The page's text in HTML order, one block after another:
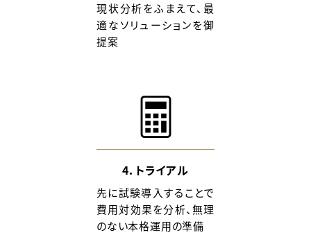
現状分析をふまえて、最
適なソリューションを御
提案
4．トライアル
先に試験導入することで
費用対効果を分析、無理
のない本格運用の準備